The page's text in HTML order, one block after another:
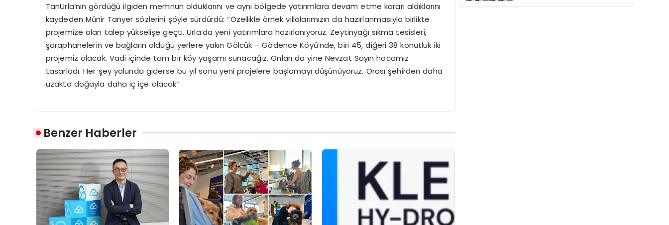
TanUrla’nın gördüğü ilgiden memnun olduklarını ve aynı bölgede yatırımlara devam etme kararı aldıklarını
kaydeden Münir Tanyer sözlerini şöyle sürdürdü: “Özellikle örnek villalarımızın da hazırlanmasıyla birlikte
projemize olan talep yükselişe geçti. Urla’da yeni yatırımlara hazırlanıyoruz. Zeytinyağı sıkma tesisleri,
şaraphanelerin ve bağların olduğu yerlere yakın Gölcük – Gödence Köyü’nde, biri 45, diğeri 38 konutluk iki
projemiz olacak. Vadi içinde tam bir köy yaşamı sunacağız. Onları da yine Nevzat Sayın hocamız
tasarladı. Her şey yolunda giderse bu yıl sonu yeni projelere başlamayı düşünüyoruz. Orası şehirden daha
uzakta doğayla daha iç içe olacak”
Benzer Haberler